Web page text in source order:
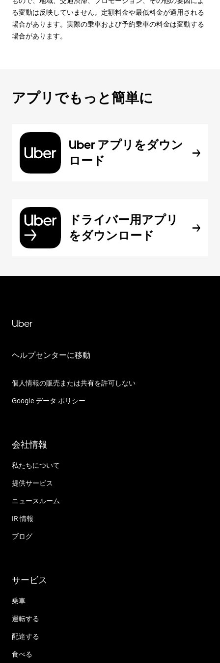
る変動は反映していません。定額料金や最低料金が適用される
場合があります。実際の乗車および予約乗車の料金は変動する
場合があります。
アプリでもっと簡単に
Uber アプリをダウン
ロード
ドライバー用アプリ
をダウンロード
Uber
ヘルプセンターに移動
個人情報の販売または共有を許可しない
Google データ ポリシー
会社情報
私たちについて
提供サービス
ニュースルーム
IR 情報
ブログ
サービス
乗車
運転する
配達する
食べる